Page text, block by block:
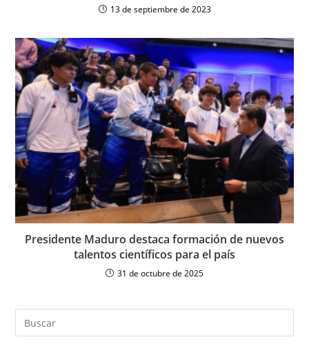
13 de septiembre de 2023
Presidente Maduro destaca formación de nuevos
talentos científicos para el país
31 de octubre de 2025